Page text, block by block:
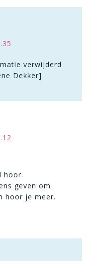
verwijderd
Dekker]
hoor.
geven om
hoor je meer.